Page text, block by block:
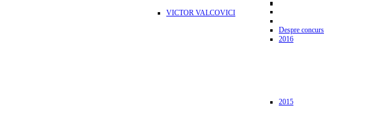
VICTOR VALCOVICI
Despre concurs
2016
2015